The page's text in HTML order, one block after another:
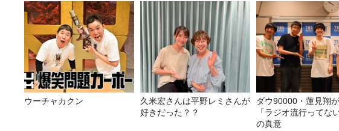
ウーチャカクン
久米宏さんは平野レミさんが
好きだった？？
ダウ90000・蓮見翔が
「ラジオ流行ってな
の真意